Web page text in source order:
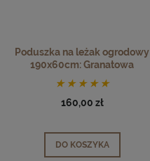
Poduszka na leżak ogrodowy
190x60cm: Granatowa
160,00 zł
DO KOSZYKA